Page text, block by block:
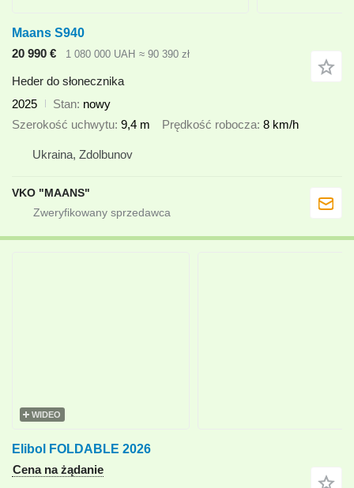
Maans S940
20 990 €
1 080 000 UAH ≈ 90 390 zł
Heder do słonecznika
2025
Stan nowy
Szerokość uchwytu 9,4 m Prędkość robocza 8 km/h
Ukraina, Zdolbunov
VKO "MAANS"
WIDEO
Elibol FOLDABLE 2026
Cena na żądanie